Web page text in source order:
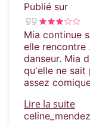
Publié sur
Mia continue
elle rencontre
danseur. Mia
qu'elle ne sait
assez
Lire la suite
celine_mendez